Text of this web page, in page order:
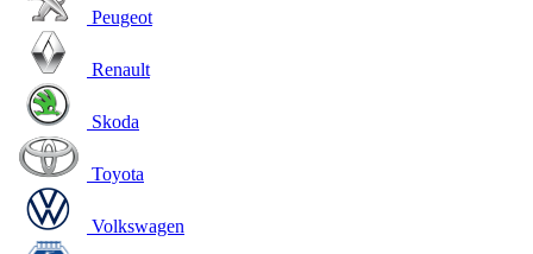
Peugeot
Renault
Skoda
Toyota
Volkswagen